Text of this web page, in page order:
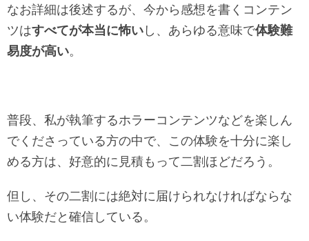
なお詳細は後述するが、今から感想を書くコンテン
ツはすべてが本当に怖いし、あらゆる意味で体験難
易度が高い。
普段、私が執筆するホラーコンテンツなどを楽しん
でくださっている方の中で、この体験を十分に楽し
める方は、好意的に見積もって二割ほどだろう。
但し、その二割には絶対に届けられなければならな
い体験だと確信している。